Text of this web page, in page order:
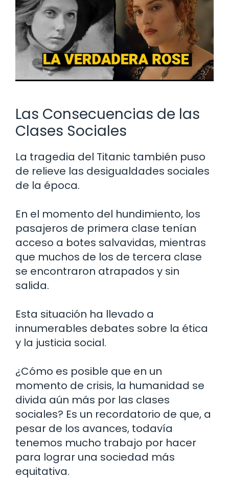
Las Consecuencias de las
Clases Sociales
La tragedia del Titanic también puso
de relieve las desigualdades sociales
de la época.
En el momento del hundimiento, los
pasajeros de primera clase tenían
acceso a botes salvavidas, mientras
que muchos de los de tercera clase
se encontraron atrapados y sin
salida.
Esta situación ha llevado a
innumerables debates sobre la ética
y la justicia social.
¿Cómo es posible que en un
momento de crisis, la humanidad se
divida aún más por las clases
sociales? Es un recordatorio de que, a
pesar de los avances, todavía
tenemos mucho trabajo por hacer
para lograr una sociedad más
equitativa.